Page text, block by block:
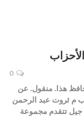
0
هذا. منقول. عن
م ثروت عبد الرحمن
جيل تتقدم مجموعة